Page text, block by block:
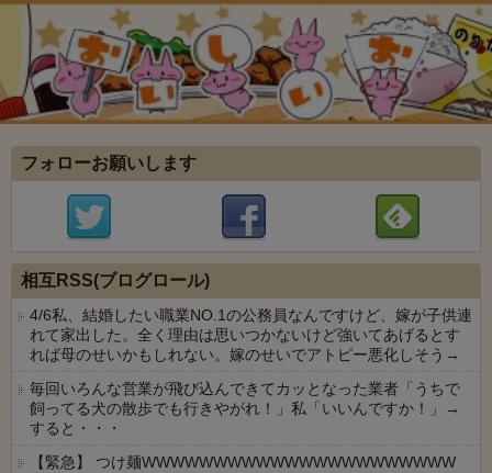
フォローお願いします
相互RSS(ブログロール)
4/6私、結婚したい職業NO.1の公務員なんですけど、嫁が子供連
れて家出した。全く理由は思いつかないけど強いてあげるとす
れば母のせいかもしれない。嫁のせいでアトピー悪化しそう→
毎回いろんな営業が飛び込んできてカッとなった業者「うちで
飼ってる犬の散歩でも行きやがれ！」私「いいんですか！」→
すると・・・
【緊急】 つけ麺WWWWWWWWWWWWWWWWWWWWWW